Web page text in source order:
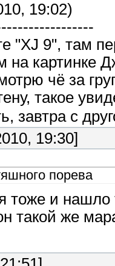
19:02)
"XJ 9", там
на
чё за
такое
завтра с
19:30]
порева
тоже и нашло
такой же